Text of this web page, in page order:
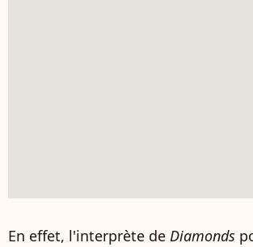
En effet, l'interprète de Diamonds